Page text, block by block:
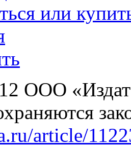
или
ООО
article/